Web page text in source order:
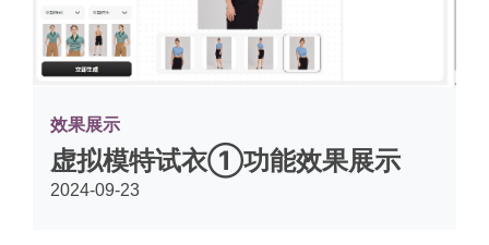
效果展示
虚拟模特试衣①功能效果展示
2024-09-23